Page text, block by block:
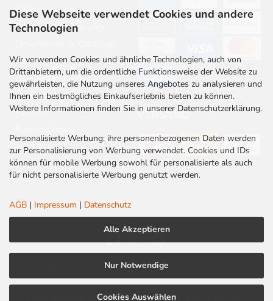
Diese Webseite verwendet Cookies und andere
Technologien
Wir verwenden Cookies und ähnliche Technologien, auch von
Drittanbietern, um die ordentliche Funktionsweise der Website zu
gewährleisten, die Nutzung unseres Angebotes zu analysieren und
Ihnen ein bestmögliches Einkaufserlebnis bieten zu können.
Weitere Informationen finden Sie in unserer Datenschutzerklärung.
Personalisierte Werbung: ihre personenbezogenen Daten werden
zur Personalisierung von Werbung verwendet. Cookies und IDs
können für mobile Werbung sowohl für personalisierte als auch
für nicht personalisierte Werbung genutzt werden.
AGB | Impressum | Datenschutz
Alle Akzeptieren
Nur Notwendige
Cookies Auswählen
FAQ
Beratung & Planung
Newsletter
Barrierefreiheit
Stellenangebote
Kontakt
VERSAND
Impressum | Datenschutz
LED Centrum | Qualität und Kompetenz seit 2010